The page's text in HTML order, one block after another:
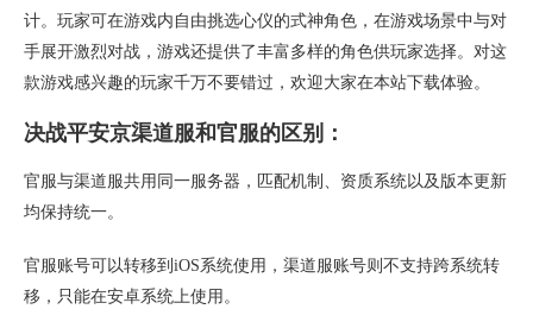
计。玩家可在游戏内自由挑选心仪的式神角色，在游戏场景中与对
手展开激烈对战，游戏还提供了丰富多样的角色供玩家选择。对这
款游戏感兴趣的玩家千万不要错过，欢迎大家在本站下载体验。
决战平安京渠道服和官服的区别：
官服与渠道服共用同一服务器，匹配机制、资质系统以及版本更新
均保持统一。
官服账号可以转移到iOS系统使用，渠道服账号则不支持跨系统转
移，只能在安卓系统上使用。